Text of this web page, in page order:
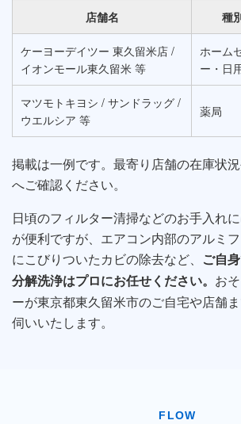
店舗名 種
ケーヨーデイツー 東久留米店 /
イオンモール東久留米 等
ホーム
ー・日
マツモトキヨシ / サンドラッグ /
ウエルシア 等
薬局
掲載は一例です。最寄り店舗の在庫状
へご確認ください。
日頃のフィルター清掃などのお手入れ
が便利ですが、エアコン内部のアルミ
にこびりついたカビの除去など、
ご自
分解洗浄はプロにお任せください。 お
ーが東京都東久留米市のご自宅や店舗
伺いいたします。
FLOW